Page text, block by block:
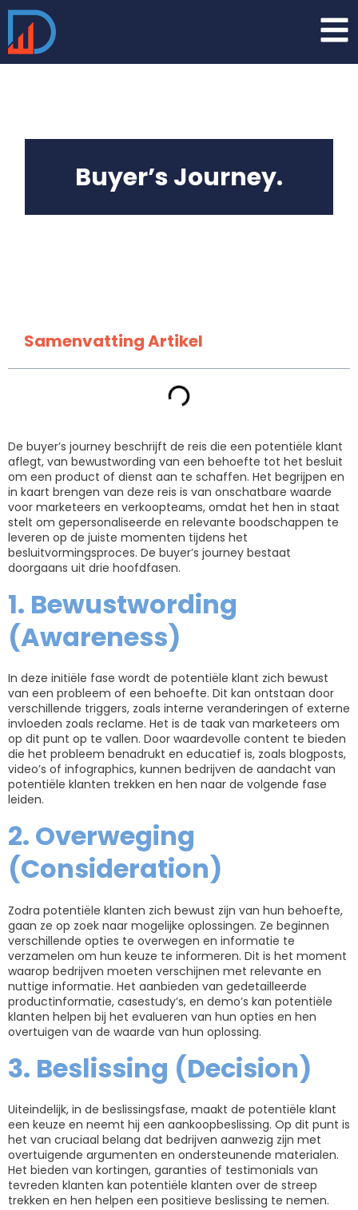
Buyer’s Journey.
Samenvatting Artikel
De buyer’s journey beschrijft de reis die een potentiële klant
aflegt, van bewustwording van een behoefte tot het besluit
om een product of dienst aan te schaffen. Het begrijpen en
in kaart brengen van deze reis is van onschatbare waarde
voor marketeers en verkoopteams, omdat het hen in staat
stelt om gepersonaliseerde en relevante boodschappen te
leveren op de juiste momenten tijdens het
besluitvormingsproces. De buyer’s journey bestaat
doorgaans uit drie hoofdfasen.
1. Bewustwording
(Awareness)
In deze initiële fase wordt de potentiële klant zich bewust
van een probleem of een behoefte. Dit kan ontstaan ​​door
verschillende triggers, zoals interne veranderingen of externe
invloeden zoals reclame. Het is de taak van marketeers om
op dit punt op te vallen. Door waardevolle content te bieden
die het probleem benadrukt en educatief is, zoals blogposts,
video’s of infographics, kunnen bedrijven de aandacht van
potentiële klanten trekken en hen naar de volgende fase
leiden.
2. Overweging
(Consideration)
Zodra potentiële klanten zich bewust zijn van hun behoefte,
gaan ze op zoek naar mogelijke oplossingen. Ze beginnen
verschillende opties te overwegen en informatie te
verzamelen om hun keuze te informeren. Dit is het moment
waarop bedrijven moeten verschijnen met relevante en
nuttige informatie. Het aanbieden van gedetailleerde
productinformatie, casestudy’s, en demo’s kan potentiële
klanten helpen bij het evalueren van hun opties en hen
overtuigen van de waarde van hun oplossing.
3. Beslissing (Decision)
Uiteindelijk, in de beslissingsfase, maakt de potentiële klant
een keuze en neemt hij een aankoopbeslissing. Op dit punt is
het van cruciaal belang dat bedrijven aanwezig zijn met
overtuigende argumenten en ondersteunende materialen.
Het bieden van kortingen, garanties of testimonials van
tevreden klanten kan potentiële klanten over de streep
trekken en hen helpen een positieve beslissing te nemen.